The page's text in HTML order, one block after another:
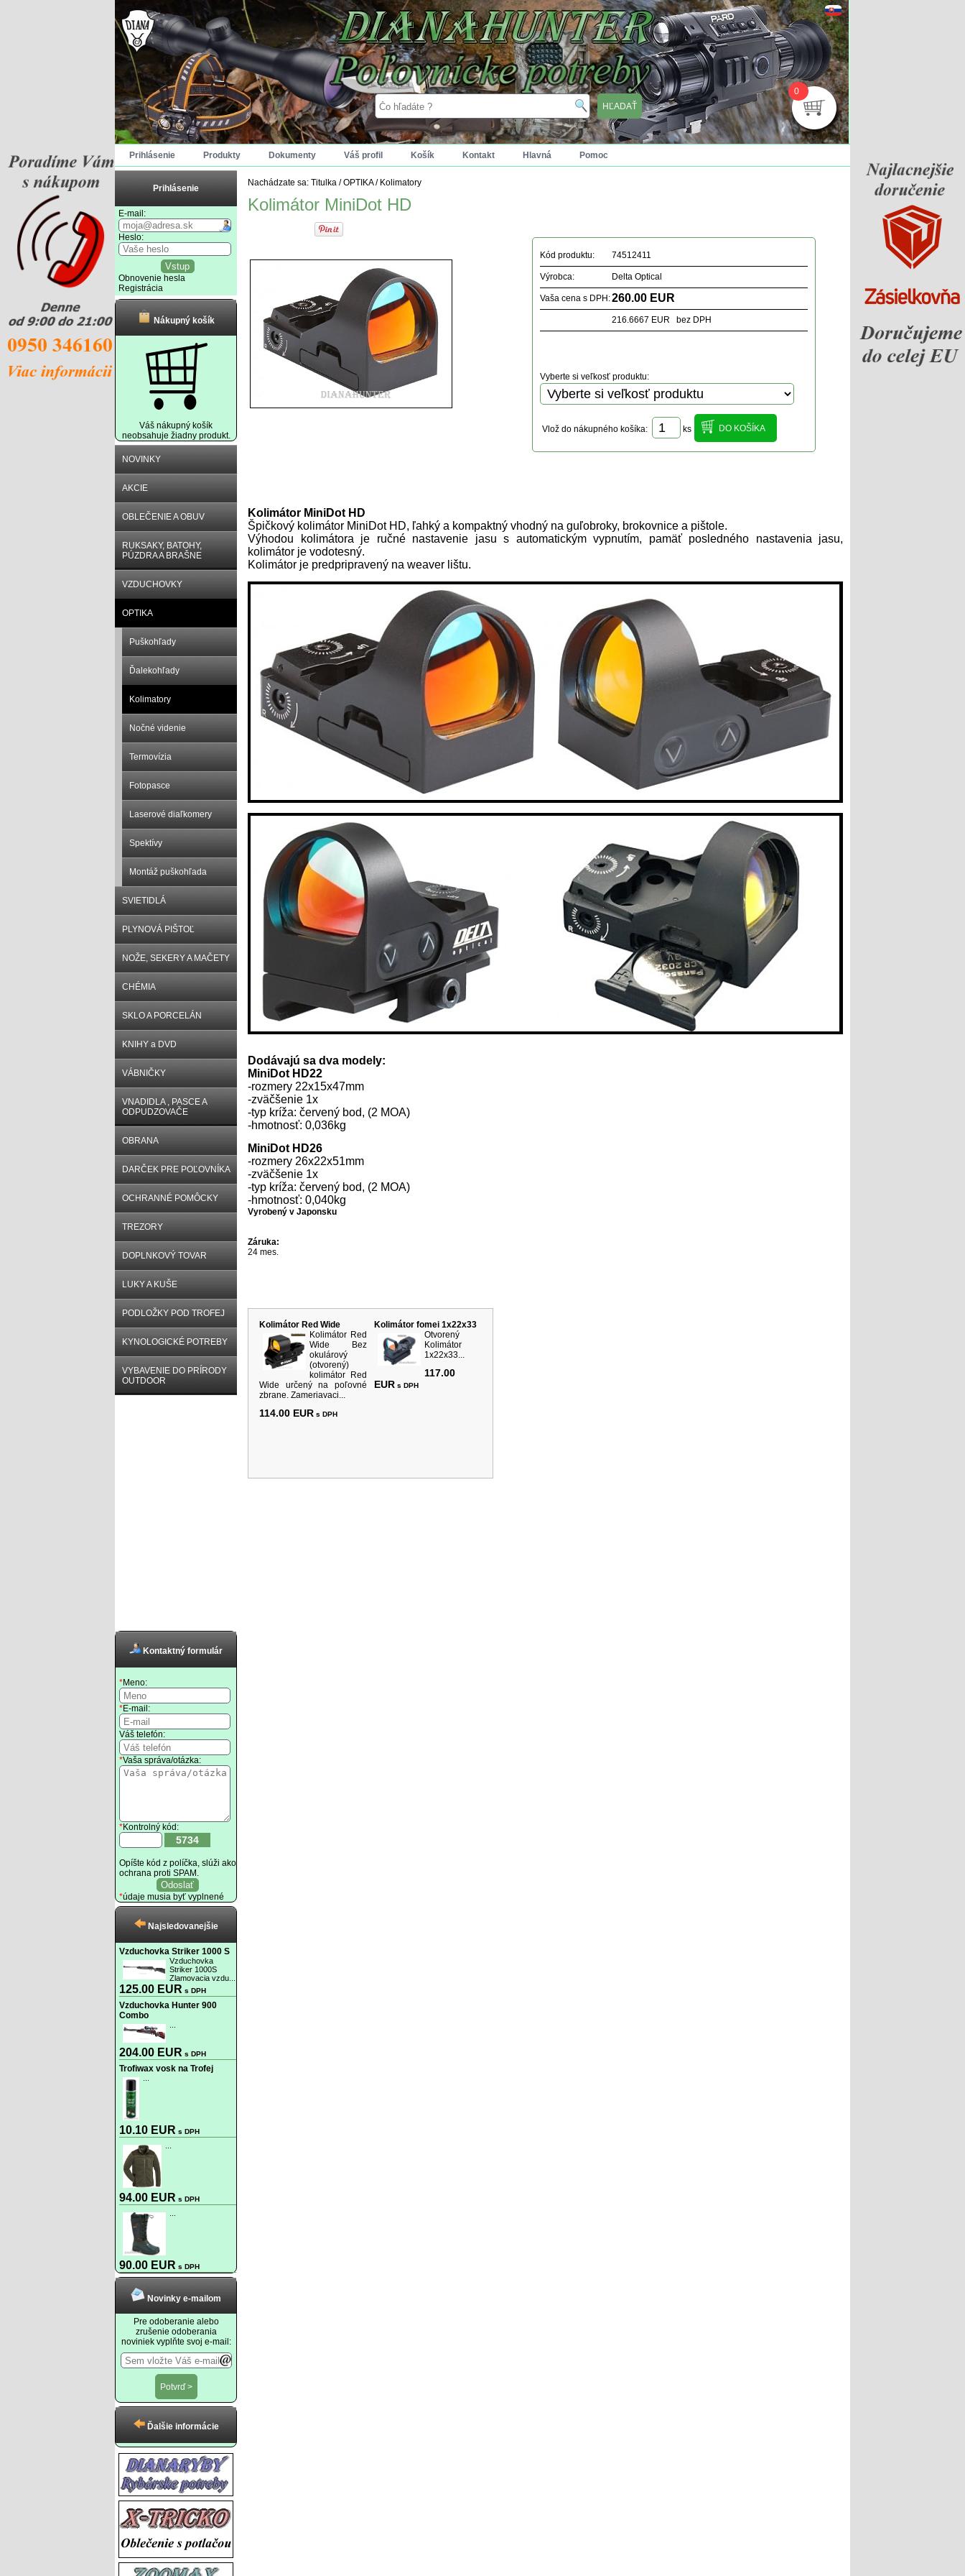
0
Prihlásenie Produkty Dokumenty Váš profil Košík Kontakt Hlavná Pomoc
Prihlásenie
E-mail:
Heslo:
Obnovenie hesla
Registrácia
Nákupný košík
Váš nákupný košík
neobsahuje žiadny produkt.
NOVINKY
AKCIE
OBLEČENIE A OBUV
RUKSAKY, BATOHY,
PÚZDRA A BRAŠNE
VZDUCHOVKY
OPTIKA
Puškohľady
Ďalekohľady
Kolimatory
Nočné videnie
Termovízia
Fotopasce
Laserové diaľkomery
Spektívy
Montáž puškohľada
SVIETIDLÁ
PLYNOVÁ PIŠTOĽ
NOŽE, SEKERY A MAČETY
CHÉMIA
SKLO A PORCELÁN
KNIHY a DVD
VÁBNIČKY
VNADIDLA , PASCE A
ODPUDZOVAČE
OBRANA
DARČEK PRE POĽOVNÍKA
OCHRANNÉ POMÔCKY
TREZORY
DOPLNKOVÝ TOVAR
LUKY A KUŠE
PODLOŽKY POD TROFEJ
KYNOLOGICKÉ POTREBY
VYBAVENIE DO PRÍRODY
OUTDOOR
Kontaktný formulár
*Meno:
*E-mail:
Váš telefón:
*Vaša správa/otázka:
*Kontrolný kód:
5734
Opíšte kód z políčka, slúži ako
ochrana proti SPAM.
*údaje musia byť vyplnené
Najsledovanejšie
Vzduchovka Striker 1000 S
Vzduchovka
Striker 1000S
Zlamovacia vzdu...
125.00 EUR s DPH
Vzduchovka Hunter 900
Combo
204.00 EUR s DPH
Trofiwax vosk na Trofej
10.10 EUR s DPH
94.00 EUR s DPH
90.00 EUR s DPH
Novinky e-mailom
Pre odoberanie alebo
zrušenie odoberania
noviniek vyplňte svoj e-mail:
Ďalšie informácie
Nachádzate sa: Titulka /OPTIKA/ Kolimatory
Kolimátor MiniDot HD
Kód produktu: 74512411
Výrobca: Delta Optical
Vaša cena s DPH:260.00 EUR
216.6667 EUR bez DPH
Vyberte si veľkosť produktu:
Vlož do nákupného košíka: ks
Kolimátor MiniDot HD
Špičkový kolimátor MiniDot HD, ľahký a kompaktný vhodný na guľobroky, brokovnice a pištole.
Výhodou kolimátora je ručné nastavenie jasu s automatickým vypnutím, pamäť posledného nastavenia jasu,
kolimátor je vodotesný.
Kolimátor je predpripravený na weaver lištu.
Dodávajú sa dva modely:
MiniDot HD22
-rozmery 22x15x47mm
-zväčšenie 1x
-typ kríža: červený bod, (2 MOA)
-hmotnosť: 0,036kg
MiniDot HD26
-rozmery 26x22x51mm
-zväčšenie 1x
-typ kríža: červený bod, (2 MOA)
-hmotnosť: 0,040kg
Vyrobený v Japonsku
Záruka:
24 mes.
Kolimátor Red Wide
Kolimátor Red
Wide Bez
okulárový
(otvorený)
kolimátor Red
Wide určený na poľovné
zbrane. Zameriavaci...
114.00 EUR s DPH
Kolimátor fomei 1x22x33
Otvorený
Kolimátor
1x22x33...
117.00
EUR s DPH